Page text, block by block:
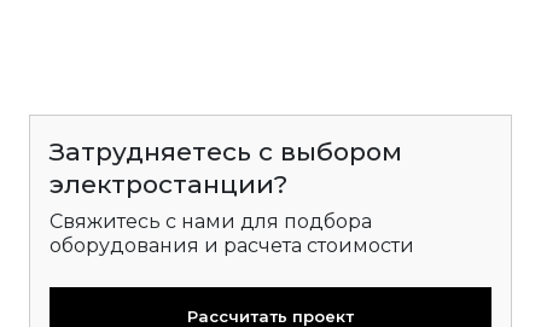
Затрудняетесь с выбором
электростанции?
Свяжитесь с нами для подбора
оборудования и расчета стоимости
Рассчитать проект